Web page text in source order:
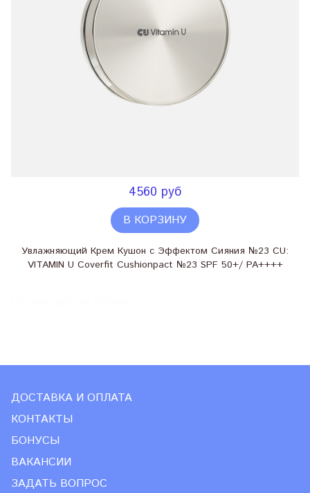
4560 руб
В КОРЗИНУ
Увлажняющий Крем Кушон с Эффектом Сияния №23 CU:
VITAMIN U Coverfit Cushionpact №23 SPF 50+/ PA++++
ДОСТАВКА И ОПЛАТА
КОНТАКТЫ
БОНУСЫ
ВАКАНСИИ
ЗАДАТЬ ВОПРОС